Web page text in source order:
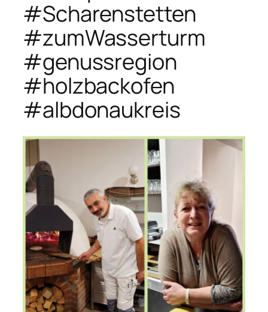
#Scharenstetten
#zumWasserturm
#genussregion
#holzbackofen
#albdonaukreis